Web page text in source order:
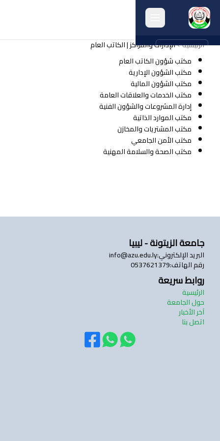
english
الرئيسية
حول الجامعة
الكليات
الإدارات
البرامج
أنشطة الجامعة
تسجيل الدخول
الرئيسية الإدارات والمراكز | الكاتب العام
مكتب شؤون الكاتب العام
مكتب الشؤون الإدارية
مكتب الشؤون المالية
مكتب الخدمات والعلاقات العامة
إدارة المشروعات والشؤون الفنية
مكتب الموارد الذاتية
مكتب المشتريات والمخازن
مكتب الأمن الجامعي
مكتب الصحة والسلامة المهنية
جامعة الزيتونة - ليبيا
البريد الإلكتروني:
info@azu.edu.ly
رقم الهاتف:
0537621379
روابط سريعة
الرئيسية
حول الجامعة
آخر الأخبار
اتصل بنا